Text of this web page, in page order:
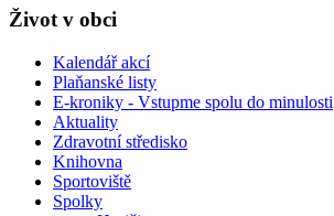
Život v obci
Kalendář akcí
Plaňanské listy
E-kroniky - Vstupme spolu do minulosti
Aktuality
Zdravotní středisko
Knihovna
Sportoviště
Spolky